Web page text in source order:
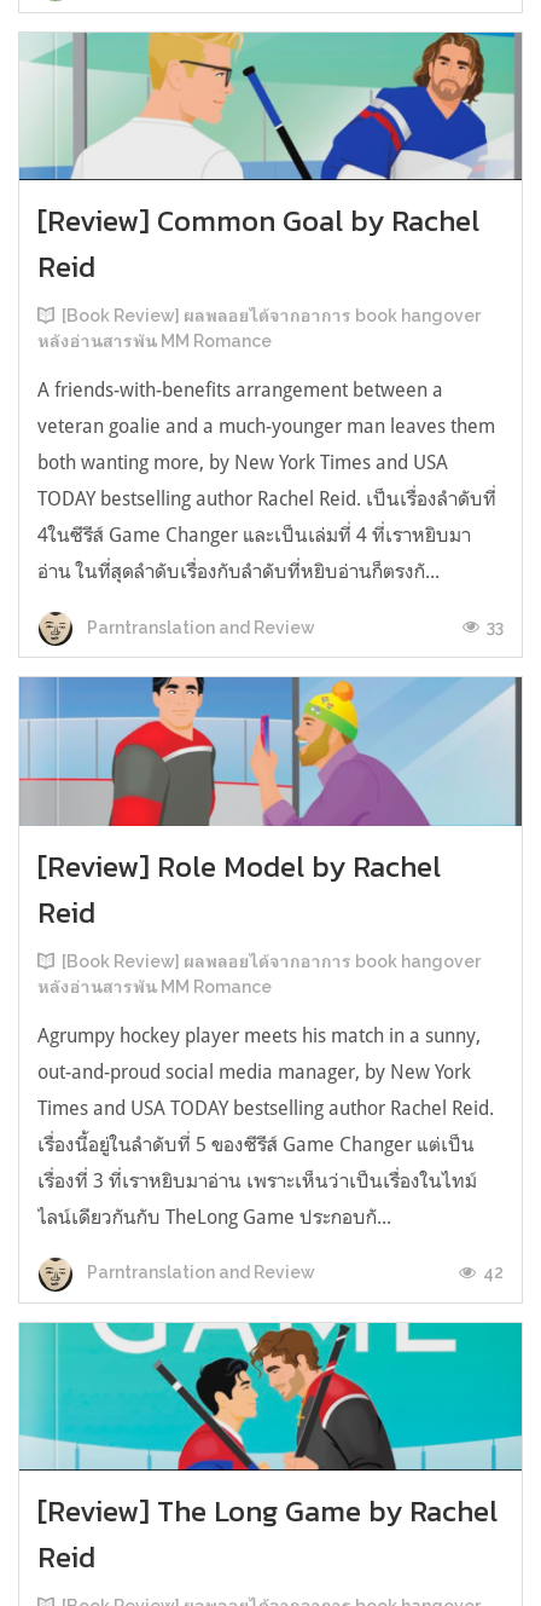
[Review] Common Goal by Rachel
Reid
[Book Review] ผลพลอยได้จากอาการ book hangover
หลังอ่านสารพัน MM Romance
A friends-with-benefits arrangement between a
veteran goalie and a much-younger man leaves them
both wanting more, by New York Times and USA
TODAY bestselling author Rachel Reid. เป็นเรื่องลำดับที่
4ในซีรีส์ Game Changer และเป็นเล่มที่ 4 ที่เราหยิบมา
อ่าน ในที่สุดลำดับเรื่องกับลำดับที่หยิบอ่านก็ตรงกั...
Parntranslation and Review 33
[Review] Role Model by Rachel
Reid
[Book Review] ผลพลอยได้จากอาการ book hangover
หลังอ่านสารพัน MM Romance
Agrumpy hockey player meets his match in a sunny,
out-and-proud social media manager, by New York
Times and USA TODAY bestselling author Rachel Reid.
เรื่องนี้อยู่ในลำดับที่ 5 ของซีรีส์ Game Changer แต่เป็น
เรื่องที่ 3 ที่เราหยิบมาอ่าน เพราะเห็นว่าเป็นเรื่องในไทม์
ไลน์เดียวกันกับ TheLong Game ประกอบกั...
Parntranslation and Review 42
[Review] The Long Game by Rachel
Reid